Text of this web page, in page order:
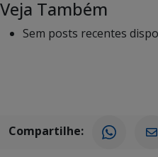
Veja Também
Sem posts recentes
Compartilhe: